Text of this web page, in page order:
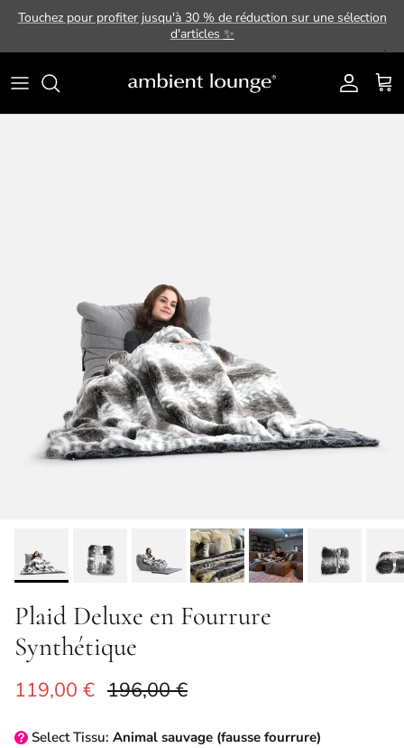
Aller au contenu
Touchez pour profiter jusqu'à 30 % de réduction sur une sélection
d'articles ✨
Compte
Plaid Deluxe en Fourrure
Synthétique
Prix soldé
119,00 € Prix habituel
196,00 €
SelectTissu: Animal sauvage (fausse fourrure)